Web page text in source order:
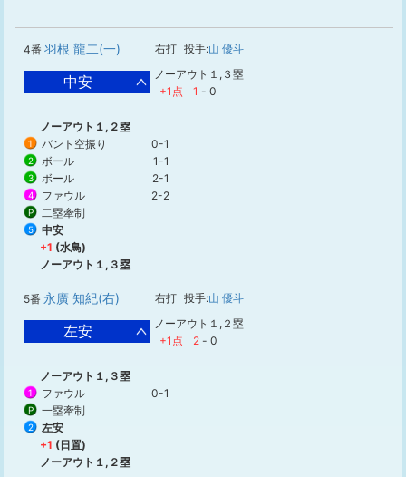
4番 羽根 龍二(一) 右打 投手:山 優斗
中安
ノーアウト１,３塁
+1点
1 - 0
ノーアウト１,２塁
1 バント空振り 0-1
2 ボール 1-1
3 ボール 2-1
4 ファウル 2-2
P 二塁牽制
5
中安
+1 (水鳥)
ノーアウト１,３塁
5番 永廣 知紀(右) 右打 投手:山 優斗
左安
ノーアウト１,２塁
+1点
2 - 0
ノーアウト１,３塁
1 ファウル 0-1
P 一塁牽制
2
左安
+1 (日置)
ノーアウト１,２塁